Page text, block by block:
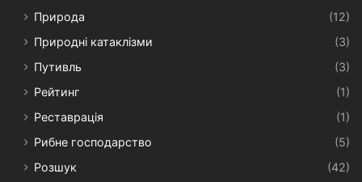
Природа
(12)
Природні катаклізми
(3)
Путивль
(3)
Рейтинг
(1)
Реставрація
(1)
Рибне господарство
(5)
Розшук
(42)